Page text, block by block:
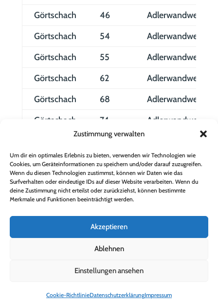
Zustimmung verwalten
Um dir ein optimales Erlebnis zu bieten, verwenden wir Technologien wie
Cookies, um Geräteinformationen zu speichern und/oder darauf zuzugreifen.
Wenn du diesen Technologien zustimmst, können wir Daten wie das
Surfverhalten oder eindeutige IDs auf dieser Website verarbeiten. Wenn du
deine Zustimmung nicht erteilst oder zurückziehst, können bestimmte
Merkmale und Funktionen beeinträchtigt werden.
Akzeptieren
Ablehnen
Einstellungen ansehen
Cookie-RichtlinieDatenschutzerklärungImpressum
Görtschach
46
Adlerwandweg
Görtschach
54
Adlerwandweg
Görtschach
55
Adlerwandweg
Görtschach
62
Adlerwandweg
Görtschach
68
Adlerwandweg
Görtschach
74 Adlerwandweg
1 bis 10 von 780 Einträgen
❮ 1 2 3 4 5 … 78 ❯
Ortsplan Dölsach
Übersichtsplan
Straßennamen